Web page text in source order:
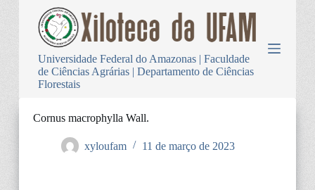
Universidade Federal do Amazonas | Faculdade
de Ciências Agrárias | Departamento de Ciências
Florestais
Cornus macrophylla Wall.
xyloufam 11 de março de 2023